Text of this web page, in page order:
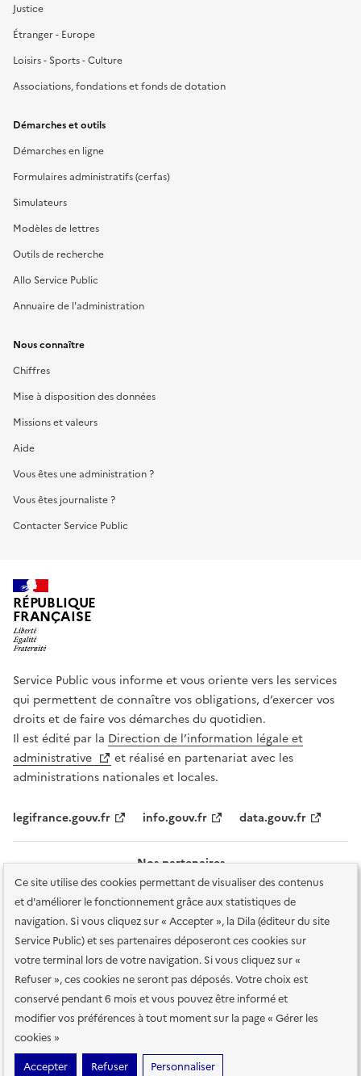
Ce site utilise des cookies permettant de visualiser des contenus
et d'améliorer le fonctionnement grâce aux statistiques de
navigation. Si vous cliquez sur « Accepter », la Dila (éditeur du site
Service Public) et ses partenaires déposeront ces cookies sur
votre terminal lors de votre navigation. Si vous cliquez sur «
Refuser », ces cookies ne seront pas déposés. Votre choix est
conservé pendant 6 mois et vous pouvez être informé et
modifier vos préférences à tout moment sur la page « Gérer les
cookies »
Accepter
Refuser Personnaliser
Justice
Étranger - Europe
Loisirs - Sports - Culture
Associations, fondations et fonds de dotation
Démarches et outils
Démarches en ligne
Formulaires administratifs (cerfas)
Simulateurs
Modèles de lettres
Outils de recherche
Allo Service Public
Annuaire de l'administration
Nous connaître
Chiffres
Mise à disposition des données
Missions et valeurs
Aide
Vous êtes une administration ?
Vous êtes journaliste ?
Contacter Service Public
RÉPUBLIQUE
FRANÇAISE
Service Public vous informe et vous oriente vers les services
qui permettent de connaître vos obligations, d’exercer vos
droits et de faire vos démarches du quotidien.
Il est édité par la Direction de l’information légale et
administrative
et réalisé en partenariat avec les
administrations nationales et locales.
legifrance.gouv.fr info.gouv.fr data.gouv.fr
Nos partenaires
Plan du site Accessibilité : totalement conforme
Accessibilité des
services en ligne Mentions légales Données personnelles et sécurité
Conditions générales d'utilisation Gestion des cookies
Sauf mention contraire, tous les contenus de ce site sont sous